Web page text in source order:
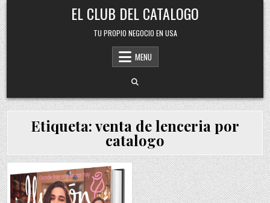
Skip
to
content
EL CLUB DEL CATALOGO
TU PROPIO NEGOCIO EN USA
MENU
Etiqueta:venta de lenceria por
catalogo
Posted
in